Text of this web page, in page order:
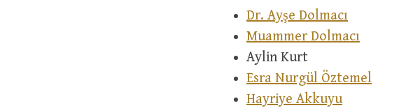
Dr. Ayşe Dolmacı
Muammer Dolmacı
Aylin Kurt
Esra Nurgül Öztemel
Hayriye Akkuyu